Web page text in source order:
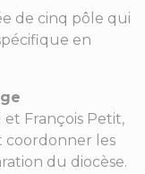
de cinq pôle qui
en
et François Petit,
coordonner les
du diocèse.